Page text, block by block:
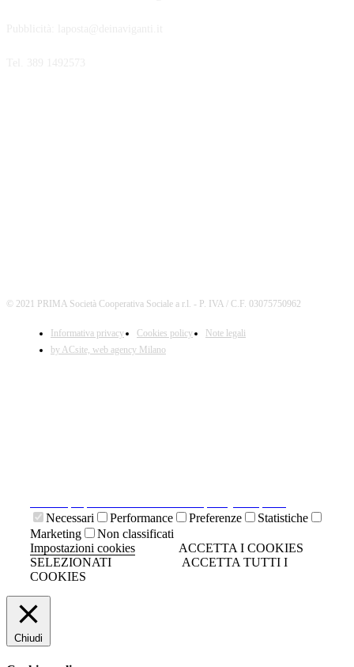
© 2021 PRIMA Società Cooperativa Sociale a r.l. - P. IVA / C.F. 03075750962
Informativa privacy Cookies policy
Note legali
by ACsite, web agency Milano
Necessari
Performance Preferenze
Statistiche
Marketing
Non classificati
Impostazioni cookies
ACCETTA I COOKIES
SELEZIONATI
ACCETTA TUTTI I
COOKIES
Chiudi